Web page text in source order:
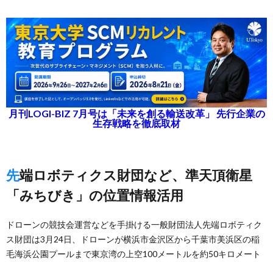
月刊LOGI-BIZ 7月号は「未来を創る輸送改革」 先行企業の
生存戦略を徹底取材
先端ロボティクス財団など、準天頂衛星
「みちびき」の位置情報活用
ドローンの競技会運営などを手掛ける一般財団法人先端ロボティク
ス財団は3月24日、ドローンが横浜市金沢区から千葉市美浜区の稲
毛海浜公園プールまで東京湾の上空100メートルを約50キロメート